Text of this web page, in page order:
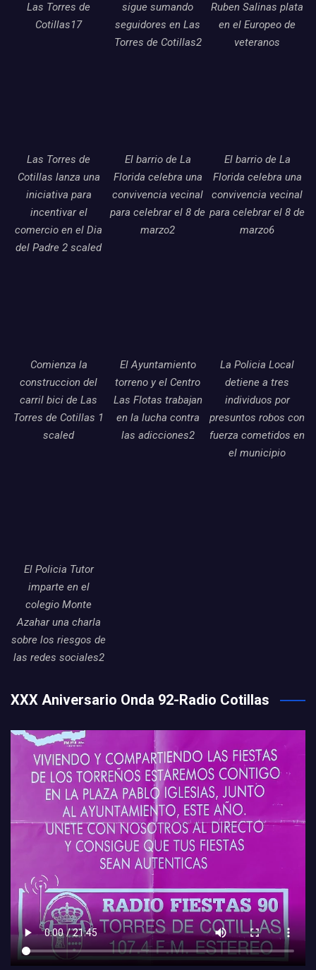
Las Torres de
Cotillas17
sigue sumando
seguidores en Las
Torres de Cotillas2
Ruben Salinas plata
en el Europeo de
veteranos
Las Torres de
Cotillas lanza una
iniciativa para
incentivar el
comercio en el Dia
del Padre 2 scaled
El barrio de La
Florida celebra una
convivencia vecinal
para celebrar el 8 de
marzo2
El barrio de La
Florida celebra una
convivencia vecinal
para celebrar el 8 de
marzo6
Comienza la
construccion del
carril bici de Las
Torres de Cotillas 1
scaled
El Ayuntamiento
torreno y el Centro
Las Flotas trabajan
en la lucha contra
las adicciones2
La Policia Local
detiene a tres
individuos por
presuntos robos con
fuerza cometidos en
el municipio
El Policia Tutor
imparte en el
colegio Monte
Azahar una charla
sobre los riesgos de
las redes sociales2
XXX Aniversario Onda 92-Radio Cotillas